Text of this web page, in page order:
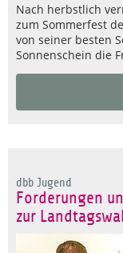
Nach herbstlich
zum Sommerfest
von seiner besten
Sonnenschein die
dbb Jugend
Forderungen
zur